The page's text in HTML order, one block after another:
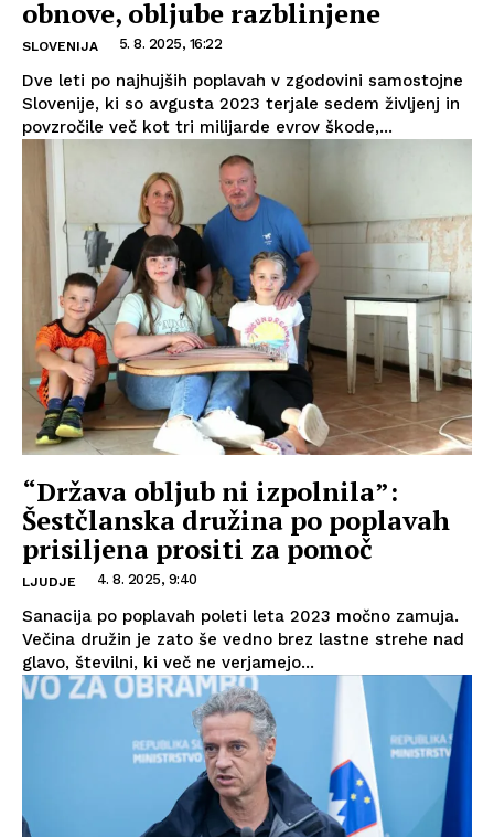
obnove, obljube razblinjene
SLOVENIJA 5. 8. 2025, 16:22
Dve leti po najhujših poplavah v zgodovini samostojne
Slovenije, ki so avgusta 2023 terjale sedem življenj in
povzročile več kot tri milijarde evrov škode,...
“Država obljub ni izpolnila”:
Šestčlanska družina po poplavah
prisiljena prositi za pomoč
LJUDJE 4. 8. 2025, 9:40
Sanacija po poplavah poleti leta 2023 močno zamuja.
Večina družin je zato še vedno brez lastne strehe nad
glavo, številni, ki več ne verjamejo...